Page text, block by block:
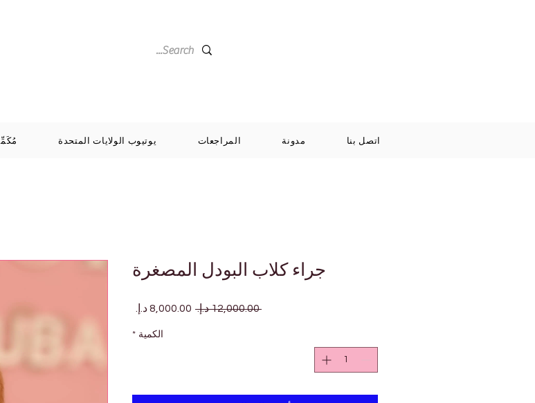
يوتيوب الولايات المتحدة المراجعات مدونة اتصل بنا
جراء كلاب البودل المصغرة
‏12,000.00 د.إ.‏
سعر
الكمية *